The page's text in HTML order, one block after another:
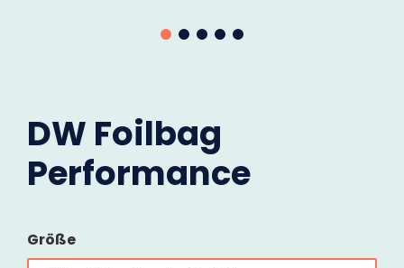
DW Foilbag
Performance
Größe